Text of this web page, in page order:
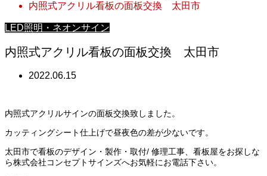
内照式アクリル看板の面板交換 太田市
LED照明・ネオンサイン
内照式アクリル看板の面板交換 太田市
2022.06.15
内照式アクリルサインの面板交換致しました。
カッティングシート仕上げで昼夜色の差が少ないです。
太田市で看板のデザイン・製作・取付/ 修理工事、看板屋をお探しな
ら株式会社コンセプトサインズへお気軽にお電話下さい。